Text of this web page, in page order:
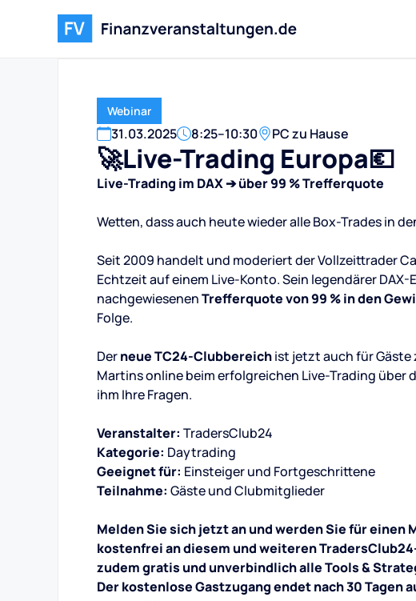
Webinar
31.03.2025 8:25–10:30 PC zu Hause
🚀Live-Trading Europa💶
Live-Trading im DAX ➔ über 99 % Trefferquote
Wetten, dass auch heute wieder alle Box-Trades in
Seit 2009 handelt und moderiert der Vollzeittrader
Echtzeit auf einem Live-Konto. Sein legendärer
nachgewiesenenTrefferquote von 99 % in den
Folge.
Derneue TC24-Clubbereichist jetzt auch für Gäste
Martins online beim erfolgreichen Live-Trading über
ihm Ihre Fragen.
Veranstalter: TradersClub24
Kategorie: Daytrading
Geeignet für: Einsteiger und Fortgeschrittene
Teilnahme: Gäste und Clubmitglieder
Melden Sie sich jetzt an und werden Sie für einen
kostenfrei an diesem und weiteren
zudem gratis und unverbindlich alle Tools &
Der kostenlose Gastzugang endet nach 30 Tagen